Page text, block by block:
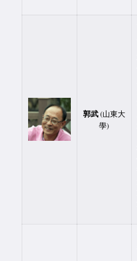
郭武(山東大
學)